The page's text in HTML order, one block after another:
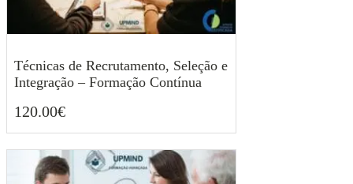
Técnicas de Recrutamento, Seleção e
Integração – Formação Contínua
120.00€